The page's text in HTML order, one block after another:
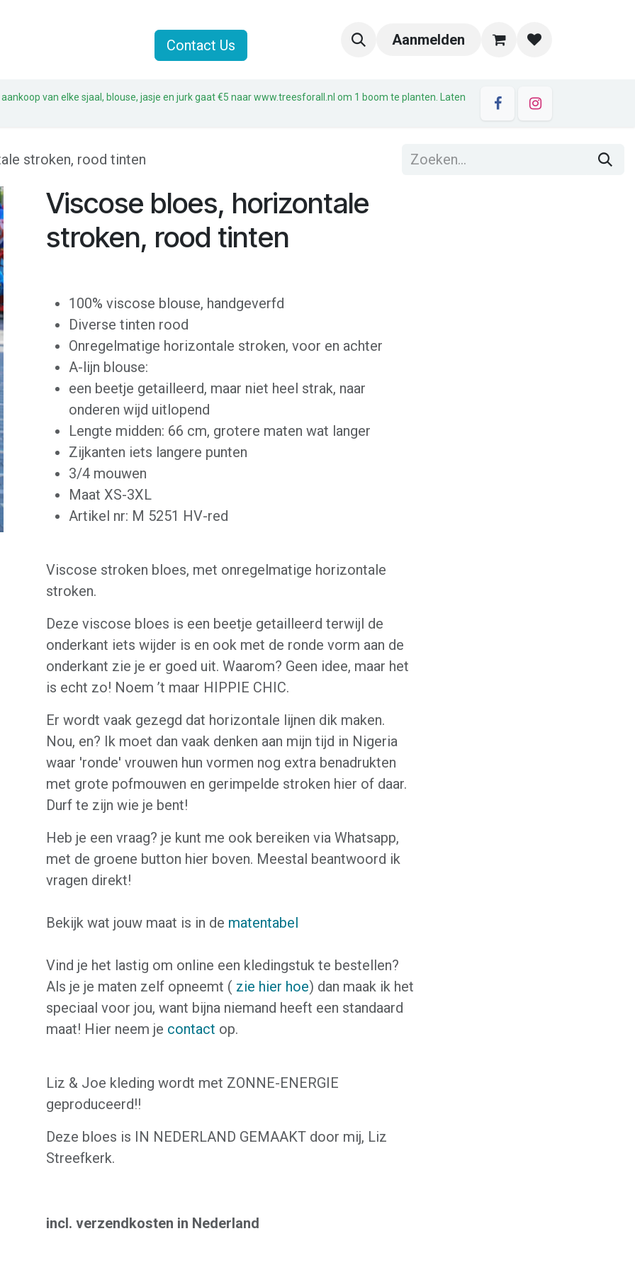
Contact Us Aanmelden
van elke sjaal, blouse, jasje en jurk gaat €5 naar www.treesforall.nl om 1 boom te planten. Laten
stroken, rood tinten
Viscose bloes, horizontale
stroken, rood tinten
100% viscose blouse, handgeverfd
Diverse tinten rood
Onregelmatige horizontale stroken, voor en achter
A-lijn blouse:
een beetje getailleerd, maar niet heel strak, naar
onderen wijd uitlopend
Lengte midden: 66 cm, grotere maten wat langer
Zijkanten iets langere punten
3/4 mouwen
Maat XS-3XL
Artikel nr: M 5251 HV-red
Viscose stroken bloes, met onregelmatige horizontale
stroken.
Deze viscose bloes is een beetje getailleerd terwijl de
onderkant iets wijder is en ook met de ronde vorm aan de
onderkant zie je er goed uit. Waarom? Geen idee, maar het
is echt zo! Noem ’t maar HIPPIE CHIC.
Er wordt vaak gezegd dat horizontale lijnen dik maken.
Nou, en? Ik moet dan vaak denken aan mijn tijd in Nigeria
waar 'ronde' vrouwen hun vormen nog extra benadrukten
met grote pofmouwen en gerimpelde stroken hier of daar.
Durf te zijn wie je bent!
Heb je een vraag? je kunt me ook bereiken via Whatsapp,
met de groene button hier boven. Meestal beantwoord ik
vragen direkt!
Bekijk wat jouw maat is in de matentabel
Vind je het lastig om online een kledingstuk te bestellen?
Als je je maten zelf opneemt ( zie hier hoe) dan maak ik het
speciaal voor jou, want bijna niemand heeft een standaard
maat! Hier neem je contact op.
Liz & Joe kleding wordt met ZONNE-ENERGIE
geproduceerd!!
Deze bloes is IN NEDERLAND GEMAAKT door mij, Liz
Streefkerk.
incl. verzendkosten in Nederland